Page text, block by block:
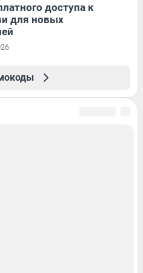
доступа к
для новых